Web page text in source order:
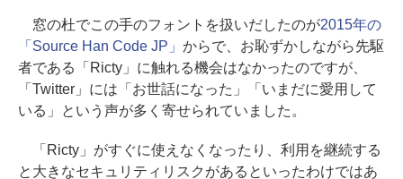
窓の杜でこの手のフォントを扱いだしたのが2015年の
「Source Han Code JP」 からで、お恥ずかしながら先駆
者である「Ricty」に触れる機会はなかったのですが、
「Twitter」には「お世話になった」「いまだに愛用して
いる」という声が多く寄せられていました。
「Ricty」がすぐに使えなくなったり、利用を継続する
と大きなセキュリティリスクがあるといったわけではあ